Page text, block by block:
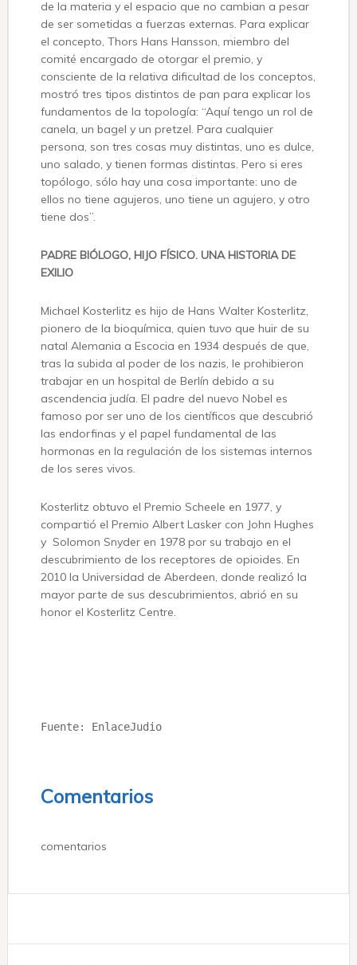
de la materia y el espacio que no cambian a pesar
de ser sometidas a fuerzas externas. Para explicar
el concepto, Thors Hans Hansson, miembro del
comité encargado de otorgar el premio, y
consciente de la relativa dificultad de los conceptos,
mostró tres tipos distintos de pan para explicar los
fundamentos de la topología: “Aquí tengo un rol de
canela, un bagel y un pretzel. Para cualquier
persona, son tres cosas muy distintas, uno es dulce,
uno salado, y tienen formas distintas. Pero si eres
topólogo, sólo hay una cosa importante: uno de
ellos no tiene agujeros, uno tiene un agujero, y otro
tiene dos”.
PADRE BIÓLOGO, HIJO FÍSICO. UNA HISTORIA DE
EXILIO
Michael Kosterlitz es hijo de Hans Walter Kosterlitz,
pionero de la bioquímica, quien tuvo que huir de su
natal Alemania a Escocia en 1934 después de que,
tras la subida al poder de los nazis, le prohibieron
trabajar en un hospital de Berlín debido a su
ascendencia judía. El padre del nuevo Nobel es
famoso por ser uno de los científicos que descubrió
las endorfinas y el papel fundamental de las
hormonas en la regulación de los sistemas internos
de los seres vivos.
Kosterlitz obtuvo el Premio Scheele en 1977, y
compartió el Premio Albert Lasker con John Hughes
y Solomon Snyder en 1978 por su trabajo en el
descubrimiento de los receptores de opioides. En
2010 la Universidad de Aberdeen, donde realizó la
mayor parte de sus descubrimientos, abrió en su
honor el Kosterlitz Centre.
Fuente: EnlaceJudio
Comentarios
comentarios